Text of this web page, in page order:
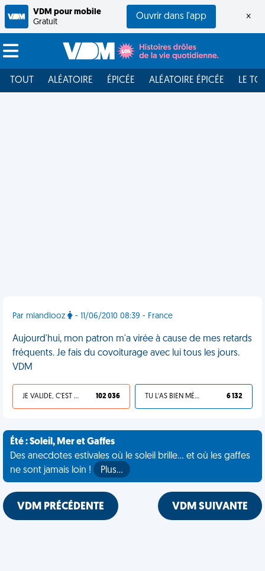
VDM pour mobile
Gratuit
Ouvrir dans l'app ×
TOUT ALÉATOIRE ÉPICÉE ALÉATOIRE ÉPICÉE LE
Par miandlooz - 11/06/2010 08:39 - France
Aujourd'hui, mon patron m'a virée à cause de mes retards
fréquents. Je fais du covoiturage avec lui tous les jours.
VDM
JE VALIDE, C'EST UNE VDM 102 036 TU L'AS BIEN MÉRITÉ 6 132
Été : Soleil, Mer et Gaffes
Des anecdotes estivales où le soleil brille... et où les gaffes
ne sont jamais loin !
Plus…
VDM PRÉCÉDENTE VDM SUIVANTE